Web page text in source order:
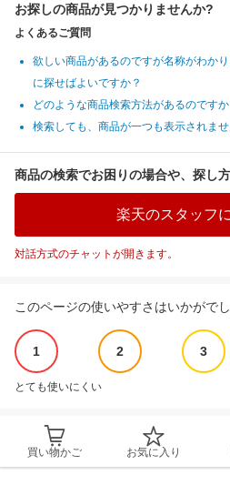
お探しの商品が見つかりませんか?
よくあるご質問
欲しい商品があるのですが名称がわか
に探せばよいですか？
どのような商品検索方法があるのですか
検索しても、商品が一つも表示されま
商品の検索でお困りの場合や、探し
楽天のスタッフ
対話方式のチャットが開きます。
このページの使いやすさはいかがで
1 2 3
とても使いにくい
買い物かご お気に入り